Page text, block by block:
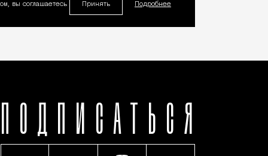
вы соглашаетесь
Принять Подробнее
ПОДПИСАТЬСЯ